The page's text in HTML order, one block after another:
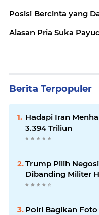
Posisi Bercinta yang
Alasan Pria Suka
Berita Terpopuler
Hadapi Iran
3.394 Triliun
Trump Pilih
Dibanding Militer
Polri Bagikan